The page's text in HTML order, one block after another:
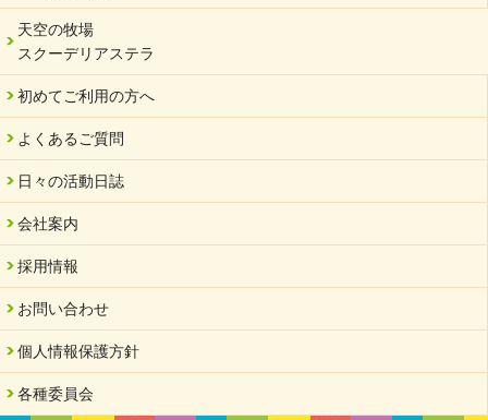
天空の牧場
スクーデリアステラ
初めてご利用の方へ
よくあるご質問
日々の活動日誌
会社案内
採用情報
お問い合わせ
個人情報保護方針
各種委員会